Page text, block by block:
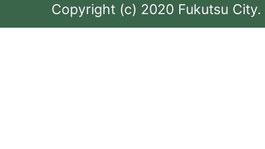
Copyright (c) 2020 Fukutsu City.